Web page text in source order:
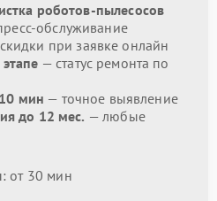
роботов-пылесосов
обслуживание
при заявке онлайн
— статус ремонта по
мин — точное выявление
до 12 мес. — любые
от 30 мин